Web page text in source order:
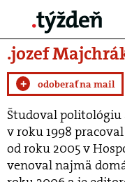
.jozef
+ odoberať na mail
Študoval politológiu
v roku 1998
od roku 2005 v
venoval najmä